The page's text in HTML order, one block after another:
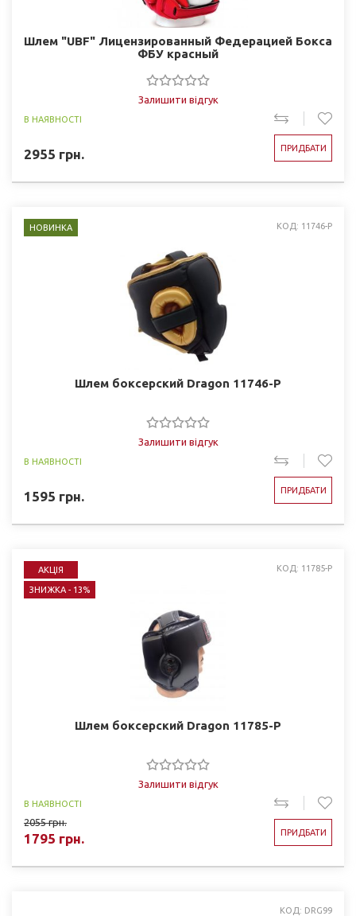
Шлем "UBF" Лицензированный Федерацией Бокса
ФБУ красный
Залишити відгук
В НАЯВНОСТІ
2955 грн. ПРИДБАТИ
НОВИНКА КОД: 11746-P
Шлем боксерский Dragon 11746-P
Залишити відгук
В НАЯВНОСТІ
1595 грн. ПРИДБАТИ
АКЦІЯ
ЗНИЖКА - 13%
КОД: 11785-P
Шлем боксерский Dragon 11785-P
Залишити відгук
В НАЯВНОСТІ
2055грн.
1795 грн. ПРИДБАТИ
КОД: DRG99